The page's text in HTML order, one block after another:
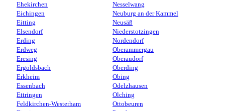
Ehekirchen
Eichingen
Eitting
Elsendorf
Erding
Erdweg
Eresing
Ergoldsbach
Erkheim
Essenbach
Ettringen
Feldkirchen-Westerham
Nesselwang
Neuburg an der Kammel
Neusäß
Niederstotzingen
Nordendorf
Oberammergau
Oberaudorf
Oberding
Obing
Odelzhausen
Olching
Ottobeuren